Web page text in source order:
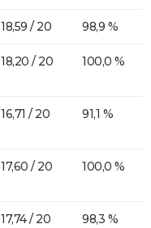
18,59 / 20 98,9 %
18,20 / 20 100,0 %
16,71 / 20 91,1 %
17,60 / 20 100,0 %
17,74 / 20 98,3 %